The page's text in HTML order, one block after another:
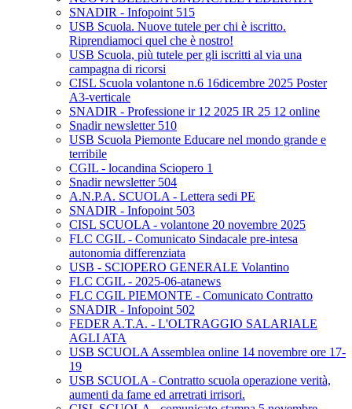
SNADIR - Infopoint 515
USB Scuola. Nuove tutele per chi è iscritto.
Riprendiamoci quel che è nostro!
USB Scuola, più tutele per gli iscritti al via una
campagna di ricorsi
CISL Scuola volantone n.6 16dicembre 2025 Poster
A3-verticale
SNADIR - Professione ir 12 2025 IR 25 12 online
Snadir newsletter 510
USB Scuola Piemonte Educare nel mondo grande e
terribile
CGIL - locandina Sciopero 1
Snadir newsletter 504
A.N.P.A. SCUOLA - Lettera sedi PE
SNADIR - Infopoint 503
CISL SCUOLA - volantone 20 novembre 2025
FLC CGIL - Comunicato Sindacale pre-intesa
autonomia differenziata
USB - SCIOPERO GENERALE Volantino
FLC CGIL - 2025-06-atanews
FLC CGIL PIEMONTE - Comunicato Contratto
SNADIR - Infopoint 502
FEDER A.T.A. - L'OLTRAGGIO SALARIALE
AGLI ATA
USB SCUOLA Assemblea online 14 novembre ore 17-
19
USB SCUOLA - Contratto scuola operazione verità,
aumenti da fame ed arretrati irrisori.